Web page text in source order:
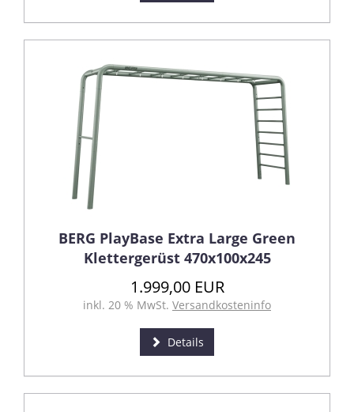
BERG PlayBase Extra Large Green
Klettergerüst 470x100x245
1.999,00 EUR
inkl. 20 % MwSt. Versandkosteninfo
Details